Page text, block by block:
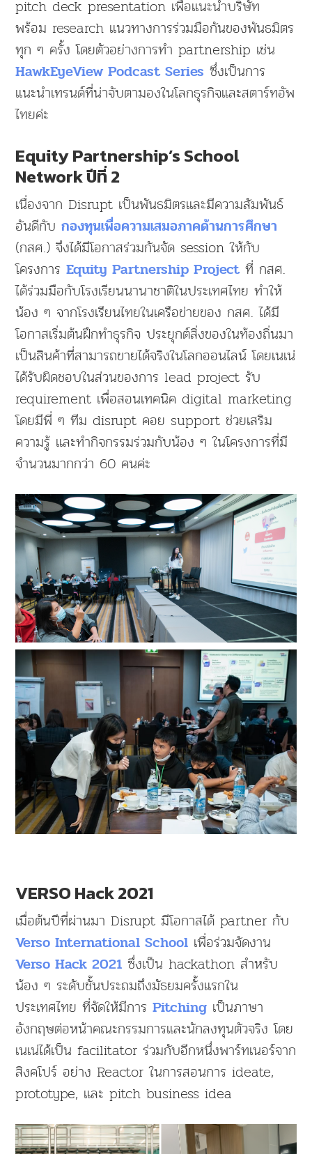
pitch deck presentation เพื่อแนะนำบริษัท
พร้อม research แนวทางการร่วมมือกันของพันธมิตร
ทุก ๆ ครั้ง โดยตัวอย่างการทำ partnership เช่น
HawkEyeView Podcast Series ซึ่งเป็นการ
แนะนำเทรนด์ที่น่าจับตามองในโลกธุรกิจและสตาร์ทอัพ
ไทยค่ะ
Equity Partnership’s School
Network ปีที่ 2
เนื่องจาก Disrupt เป็นพันธมิตรและมีความสัมพันธ์
อันดีกับกองทุนเพื่อความเสมอภาคด้านการศึกษา
(กสศ.) จึงได้มีโอกาสร่วมกันจัด session ให้กับ
โครงการEquity Partnership Project ที่ กสศ.
ได้ร่วมมือกับโรงเรียนนานาชาติในประเทศไทย ทำให้
น้อง ๆ จากโรงเรียนไทยในเครือข่ายของ กสศ. ได้มี
โอกาสเริ่มต้นฝึกทำธุรกิจ ประยุกต์สิ่งของในท้องถิ่นมา
เป็นสินค้าที่สามารถขายได้จริงในโลกออนไลน์ โดยเนเน่
ได้รับผิดชอบในส่วนของการ lead project รับ
requirement เพื่อสอนเทคนิค digital marketing
โดยมีพี่ ๆ ทีม disrupt คอย support ช่วยเสริม
ความรู้ และทำกิจกรรมร่วมกับน้อง ๆ ในโครงการที่มี
จำนวนมากกว่า 60 คนค่ะ
VERSO Hack 2021
เมื่อต้นปีที่ผ่านมา Disrupt มีโอกาสได้ partner กับ
Verso International School เพื่อร่วมจัดงาน
Verso Hack 2021 ซึ่งเป็น hackathon สำหรับ
น้อง ๆ ระดับชั้นประถมถึงมัธยมครั้งแรกใน
ประเทศไทย ที่จัดให้มีการPitching เป็นภาษา
อังกฤษต่อหน้าคณะกรรมการและนักลงทุนตัวจริง โดย
เนเน่ได้เป็น facilitator ร่วมกับอีกหนึ่งพาร์ทเนอร์จาก
สิงคโปร์ อย่าง Reactor ในการสอนการ ideate,
prototype, และ pitch business idea